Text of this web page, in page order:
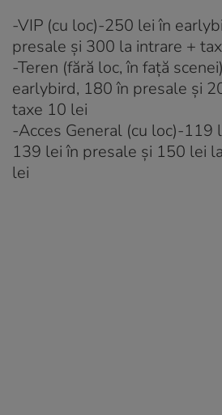
-VIP (cu loc)-250 lei în
presale și 300 la intrare +
-Teren (fără loc, în față
earlybird, 180 în presale și
taxe 10 lei
-Acces General (cu loc)-119
139 lei în presale și 150 lei
lei